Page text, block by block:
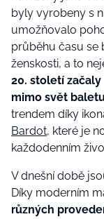
byly vyrobeny s
umožňovalo
průběhu času se
ženskosti, a to
20. století
mimo svět
trendem díky
Bardot, které je
každodenním
V dnešní době
Díky moderním
různých